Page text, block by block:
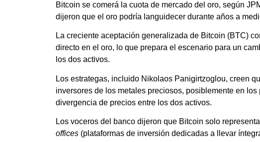
Bitcoin se comerá la cuota de mercado del oro, según
dijeron que el oro podría languidecer durante años a
La creciente aceptación generalizada de Bitcoin (BTC)
directo en el oro, lo que prepara el escenario para un
los dos activos.
Los estrategas, incluido Nikolaos Panigirtzoglou, creen
inversores de los metales preciosos, posiblemente en
divergencia de precios entre los dos activos.
Los voceros del banco dijeron que Bitcoin solo
offices (plataformas de inversión dedicadas a llevar